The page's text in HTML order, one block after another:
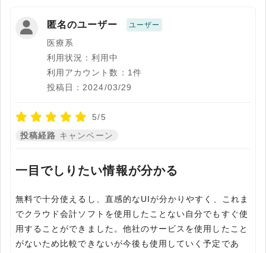
匿名のユーザー ユーザー
医療系
利用状況：利用中
利用アカウント数：1件
投稿日：2024/03/29
5/5
投稿経路 キャンペーン
一目でしりたい情報が分かる
無料で十分使えるし、直感的なUIが分かりやすく、これま
でクラウド会計ソフトを使用したことない自分でもすぐ使
用することができました。他社のサービスを使用したこと
がないため比較できないが今後も使用していく予定であ